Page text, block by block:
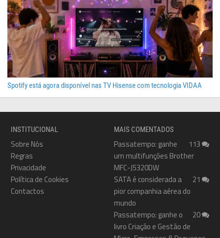
Spotify está agora disponível nas TV Hisense com tecnologia VIDAA
INSTITUCIONAL
Sobre Nós
Regras
Privacidade
Política de Cookies
Contactos
MAIS COMENTADOS
113
Passatempo: ganhe
um multifunções Brother
MFC-J5320DW
21
SATA é considerada a
pior companhia aérea do
mundo
20
Passatempo: ganhe o
livro Criação e Gestão de